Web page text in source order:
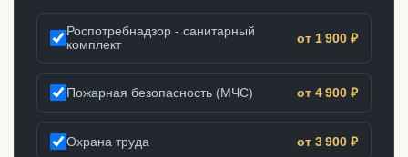
Роспотребнадзор - санитарный
комплект
от 1 900 ₽
Пожарная безопасность (МЧС) от 4 900 ₽
Охрана труда от 3 900 ₽